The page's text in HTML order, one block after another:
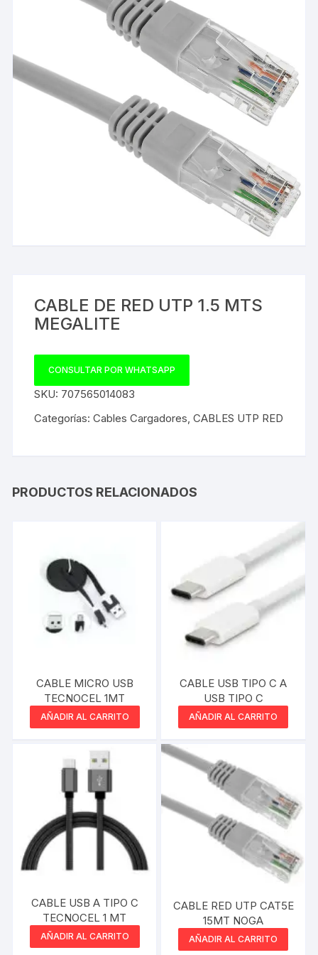
CABLE DE RED UTP 1.5 MTS
MEGALITE
CONSULTAR POR WHATSAPP
SKU: 707565014083
Categorías:Cables Cargadores ,CABLES UTP RED
PRODUCTOS RELACIONADOS
CABLE MICRO USB
TECNOCEL 1MT
AÑADIR AL CARRITO
CABLE USB TIPO C A
USB TIPO C
AÑADIR AL CARRITO
CABLE USB A TIPO C
TECNOCEL 1 MT
AÑADIR AL CARRITO
CABLE RED UTP CAT5E
15MT NOGA
AÑADIR AL CARRITO